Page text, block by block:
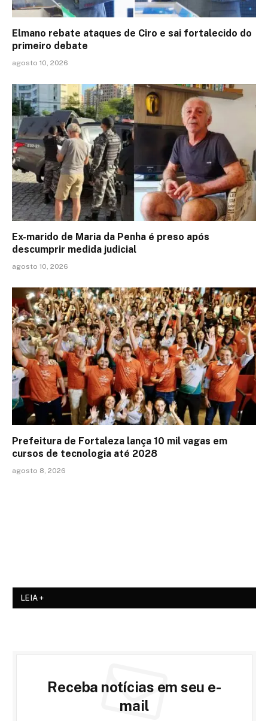
Elmano rebate ataques de Ciro e sai fortalecido do
primeiro debate
agosto 10, 2026
Ex-marido de Maria da Penha é preso após
descumprir medida judicial
agosto 10, 2026
Prefeitura de Fortaleza lança 10 mil vagas em
cursos de tecnologia até 2028
agosto 8, 2026
LEIA +
Receba notícias em seu e-
mail